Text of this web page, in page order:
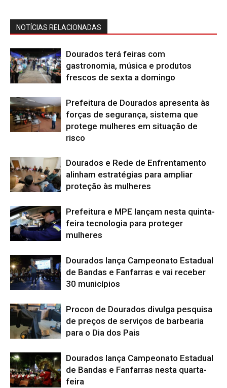
NOTÍCIAS RELACIONADAS
Dourados terá feiras com
gastronomia, música e produtos
frescos de sexta a domingo
Prefeitura de Dourados apresenta às
forças de segurança, sistema que
protege mulheres em situação de
risco
Dourados e Rede de Enfrentamento
alinham estratégias para ampliar
proteção às mulheres
Prefeitura e MPE lançam nesta quinta-
feira tecnologia para proteger
mulheres
Dourados lança Campeonato Estadual
de Bandas e Fanfarras e vai receber
30 municípios
Procon de Dourados divulga pesquisa
de preços de serviços de barbearia
para o Dia dos Pais
Dourados lança Campeonato Estadual
de Bandas e Fanfarras nesta quarta-
feira